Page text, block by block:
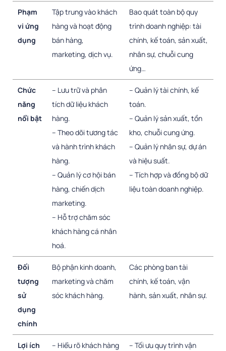
Phạm
vi ứng
dụng
Tập trung vào khách
hàng và hoạt động
bán hàng,
marketing, dịch vụ.
Bao quát toàn bộ quy
trình doanh nghiệp: tài
chính, kế toán, sản xuất,
nhân sự, chuỗi cung
ứng…
Chức
năng
nổi bật
– Lưu trữ và phân
tích dữ liệu khách
hàng.
– Theo dõi tương tác
và hành trình khách
hàng.
– Quản lý cơ hội bán
hàng, chiến dịch
marketing.
– Hỗ trợ chăm sóc
khách hàng cá nhân
hoá.
– Quản lý tài chính, kế
toán.
– Quản lý sản xuất, tồn
kho, chuỗi cung ứng.
– Quản lý nhân sự, dự án
và hiệu suất.
– Tích hợp và đồng bộ dữ
liệu toàn doanh nghiệp.
Đối
tượng
sử
dụng
chính
Bộ phận kinh doanh,
marketing và chăm
sóc khách hàng.
Các phòng ban tài
chính, kế toán, vận
hành, sản xuất, nhân sự.
Lợi ích
– Hiểu rõ khách hàng
– Tối ưu quy trình vận